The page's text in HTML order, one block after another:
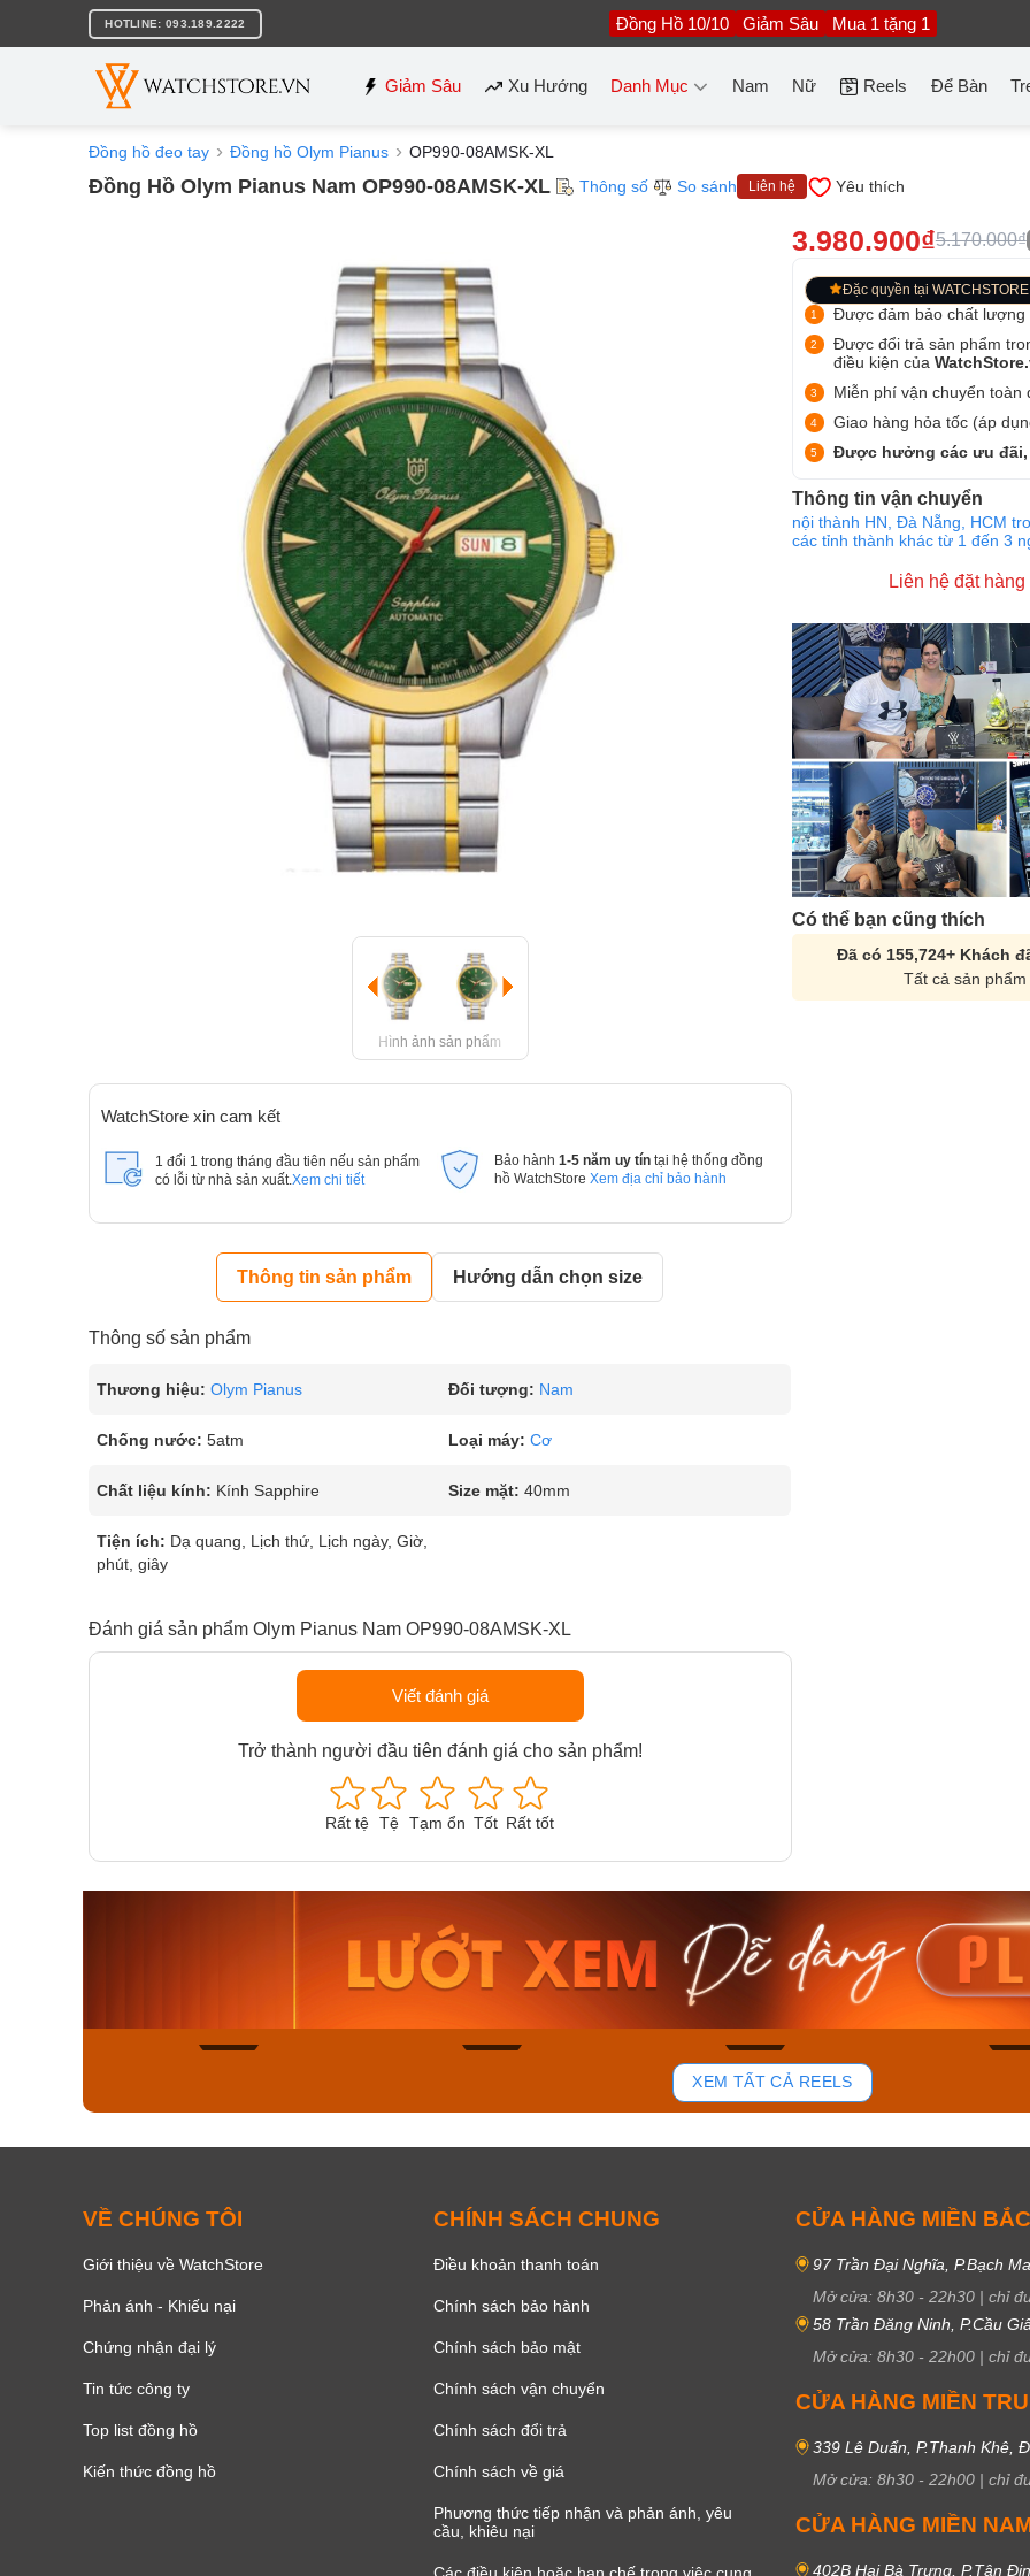
nội
HOTLINE: 093.189.2222 Đồng Hồ 10/10 Giảm Sâu Mua 1 tặng 1
Giảm Sâu Xu Hướng Danh Mục Nam Nữ Reels Để Bàn
Đồng hồ đeo tay Đồng hồ Olym Pianus OP990-08AMSK-XL
Đồng Hồ Olym Pianus Nam OP990-08AMSK-XL Thông số So sánh Liên hệ Yêu thích
Hình ảnh sản phẩm
WatchStore xin cam kết
1 đổi 1 trong tháng đầu tiên nếu sản phẩm
có lỗi từ nhà sản xuất. Xem chi tiết
Bảo hành 1-5 năm uy tín tại hệ thống đồng
hồ WatchStore Xem địa chỉ bảo hành
Thông tin sản phẩm Hướng dẫn chọn size
Thông số sản phẩm
Thương hiệu: Olym Pianus Đối tượng: Nam
Chống nước: 5atm Loại máy: Cơ
Chất liệu kính: Kính Sapphire Size mặt: 40mm
Tiện ích: Dạ quang, Lịch thứ, Lịch ngày, Giờ,
phút, giây
Đánh giá sản phẩm Olym Pianus Nam OP990-08AMSK-XL
Viết đánh giá
Trở thành người đầu tiên đánh giá cho sản phẩm!
Rất tệ Tệ Tạm ổn Tốt Rất tốt
3.980.900₫5.170.000₫
Đặc quyền tại WATCHSTORE
Được đảm bảo chất lượng
Được đổi trả sản phẩm
điều kiện của
Miễn phí vận chuyển toàn
Giao hàng hỏa tốc (áp
Được hưởng các ưu đãi,
Thông tin vận chuyển
nội thành HN, Đà Nẵng, HCM
các tỉnh thành khác từ 1 đến 3
Liên hệ đặt hàng
Có thể bạn cũng thích
Đã có 155,724+ Khách
Tất cả sản
Casio Nam MTS-
115D-1AVDF
2.823.000₫
2.399.550₫
Mua ngay
42
Casio Nam MTS-
RS100L-1AVDF
4.276.000₫
3.634.600₫
Casio
230EL-
Mua
XEM TẤT CẢ REELS
VỀ CHÚNG TÔI
Giới thiệu về WatchStore
Phản ánh - Khiếu nại
Chứng nhận đại lý
Tin tức công ty
Top list đồng hồ
Kiến thức đồng hồ
CHÍNH SÁCH CHUNG
Điều khoản thanh toán
Chính sách bảo hành
Chính sách bảo mật
Chính sách vận chuyển
Chính sách đổi trả
Chính sách về giá
Phương thức tiếp nhận và phản ánh, yêu
cầu, khiêu nại
Các điều kiện hoặc hạn chế trong việc cung
CỬA HÀNG MIỀN BẮC
97 Trần Đại Nghĩa, P.Bạch
Mở cửa: 8h30 - 22h30 | chỉ
58 Trần Đăng Ninh, P.Cầu
Mở cửa: 8h30 - 22h00 | chỉ
CỬA HÀNG MIỀN
339 Lê Duẩn, P.Thanh Khê,
Mở cửa: 8h30 - 22h00 | chỉ
CỬA HÀNG MIỀN
402B Hai Bà Trưng, P.Tân